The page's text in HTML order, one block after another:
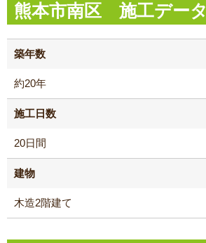
熊本市南区 施工データ
築年数
約20年
施工日数
20日間
建物
木造2階建て